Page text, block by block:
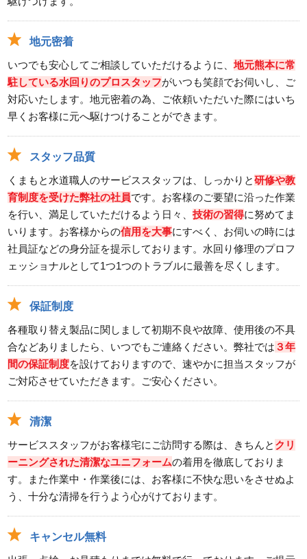
地元密着
いつでも安心してご相談していただけるように、地元熊本に常
駐している水回りのプロスタッフがいつも笑顔でお伺いし、ご
対応いたします。地元密着の為、ご依頼いただいた際にはいち
早くお客様に元へ駆けつけることができます。
スタッフ品質
くまもと水道職人のサービススタッフは、しっかりと研修や教
育制度を受けた弊社の社員です。お客様のご要望に沿った作業
を行い、満足していただけるよう日々、技術の習得に努めてま
いります。お客様からの信用を大事にすべく、お伺いの時には
社員証などの身分証を提示しております。水回り修理のプロフ
ェッショナルとして1つ1つのトラブルに最善を尽くします。
保証制度
各種取り替え製品に関しまして初期不良や故障、使用後の不具
合などありましたら、いつでもご連絡ください。弊社では ３年
間の保証制度を設けておりますので、速やかに担当スタッフが
ご対応させていただきます。ご安心ください。
清潔
サービススタッフがお客様宅にご訪問する際は、きちんと クリ
ーニングされた清潔なユニフォームの着用を徹底しておりま
す。また作業中・作業後には、お客様に不快な思いをさせぬよ
う、十分な清掃を行うよう心がけております。
キャンセル無料